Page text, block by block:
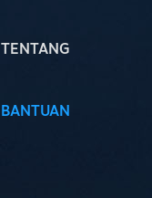
TENTANG
BANTUAN